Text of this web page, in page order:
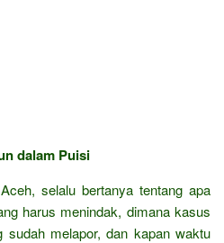
dalam Puisi
selalu bertanya tentang apa
harus menindak, dimana kasus
sudah melapor, dan kapan waktu